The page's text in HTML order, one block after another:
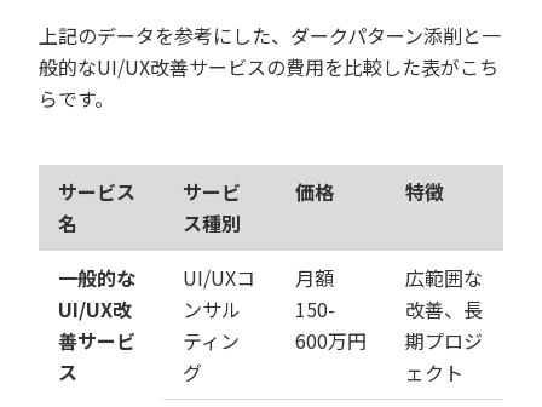
上記のデータを参考にした、ダークパターン添削と一
般的なUI/UX改善サービスの費用を比較した表がこち
らです。
サービス
名
サービ
ス種別
価格 特徴
一般的な
UI/UX改
善サービ
ス
UI/UXコ
ンサル
ティン
グ
月額
150-
600万円
広範囲な
改善、長
期プロジ
ェクト